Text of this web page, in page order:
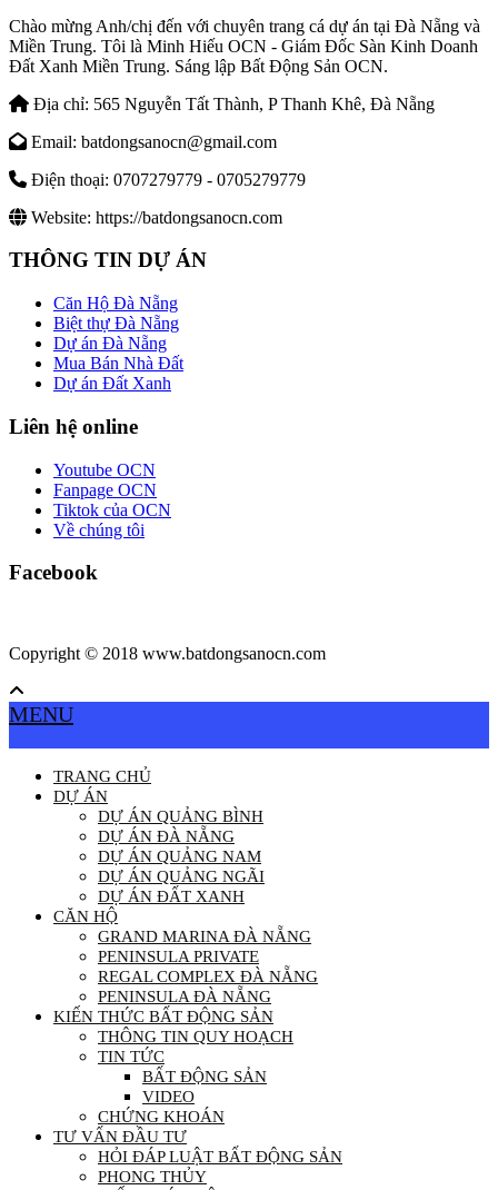
Chào mừng Anh/chị đến với chuyên trang cá dự án tại Đà Nẵng và
Miền Trung. Tôi là Minh Hiếu OCN - Giám Đốc Sàn Kinh Doanh
Đất Xanh Miền Trung. Sáng lập Bất Động Sản OCN.
Địa chỉ: 565 Nguyễn Tất Thành, P Thanh Khê, Đà Nẵng
Email: batdongsanocn@gmail.com
Điện thoại: 0707279779 - 0705279779
Website: https://batdongsanocn.com
THÔNG TIN DỰ ÁN
Căn Hộ Đà Nẵng
Biệt thự Đà Nẵng
Dự án Đà Nẵng
Mua Bán Nhà Đất
Dự án Đất Xanh
Liên hệ online
Youtube OCN
Fanpage OCN
Tiktok của OCN
Về chúng tôi
Facebook
Copyright © 2018 www.batdongsanocn.com
MENU
TRANG CHỦ
DỰ ÁN
DỰ ÁN QUẢNG BÌNH
DỰ ÁN ĐÀ NẴNG
DỰ ÁN QUẢNG NAM
DỰ ÁN QUẢNG NGÃI
DỰ ÁN ĐẤT XANH
CĂN HỘ
GRAND MARINA ĐÀ NẴNG
PENINSULA PRIVATE
REGAL COMPLEX ĐÀ NẴNG
PENINSULA ĐÀ NẴNG
KIẾN THỨC BẤT ĐỘNG SẢN
THÔNG TIN QUY HOẠCH
TIN TỨC
BẤT ĐỘNG SẢN
VIDEO
CHỨNG KHOÁN
TƯ VẤN ĐẦU TƯ
HỎI ĐÁP LUẬT BẤT ĐỘNG SẢN
PHONG THỦY